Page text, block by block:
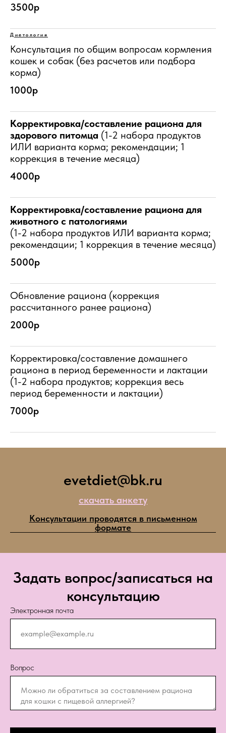
3500р
Диетология
Консультация по общим вопросам кормления
кошек и собак (без расчетов или подбора
корма)
1000р
Корректировка/составление рациона для
здорового питомца (1-2 набора продуктов
ИЛИ варианта корма; рекомендации; 1
коррекция в течение месяца)
4000р
Корректировка/составление рациона для
животного с патологиями
(1-2 набора продуктов ИЛИ варианта корма;
рекомендации; 1 коррекция в течение месяца)
5000р
Обновление рациона (коррекция
рассчитанного ранее рациона)
2000р
Корректировка/составление домашнего
рациона в период беременности и лактации
(1-2 набора продуктов; коррекция весь
период беременности и лактации)
7000р
evetdiet@bk.ru
скачать анкету
Консультации проводятся в письменном
формате
Задать вопрос/записаться на
консультацию
Электронная почта
Вопрос